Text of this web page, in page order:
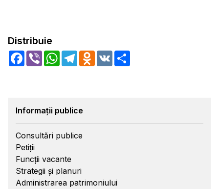
Distribuie
Facebook
Viber WhatsApp
TelegramOdnoklassniki
VK
Informații publice
Consultări publice
Petiții
Funcții vacante
Strategii și planuri
Administrarea patrimoniului